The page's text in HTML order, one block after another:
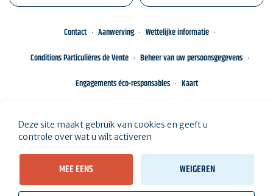
Contact Aanwerving
Wettelijke informatie
Conditions Particulières de Vente
Beheer van uw persoonsgegevens
Engagements éco-responsables
Kaart
Deze site maakt gebruik van cookies en geeft u
controle over wat u wilt activeren
MEE EENS WEIGEREN